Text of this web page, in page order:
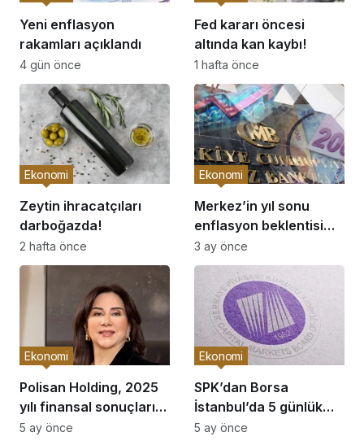
Yeni enflasyon
rakamları açıklandı
4 gün önce
Fed kararı öncesi
altında kan kaybı!
1 hafta önce
Zeytin ihracatçıları
darboğazda!
Ekonomi
2 hafta önce
Merkez’in yıl sonu
enflasyon beklentisi
yüzde 26’ya çıktı
Ekonomi
3 ay önce
Polisan Holding, 2025
yılı finansal sonuçlarını
açıkladı
Ekonomi
5 ay önce
SPK’dan Borsa
İstanbul’da 5 günlük
tedbir
Ekonomi
5 ay önce